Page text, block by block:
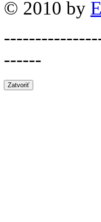
© 2010 by
------